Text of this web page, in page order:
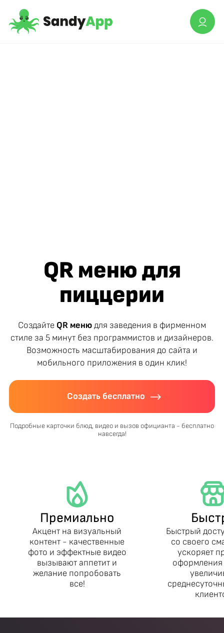
QR меню для
пиццерии
Создайте QR менюдля заведения в фирменном
стиле за 5 минут без программистов и дизайнеров.
Возможность масштабирования до сайта и
мобильного приложения в один клик!
Создать бесплатно
Подробные карточки блюд, видео и вызов официанта - бесплатно
навсегда!
Премиально
Акцент на визуальный
контент - качественные
фото и эффектные видео
вызывают аппетит и
желание попробовать
все!
Быстрый
со своего
ускоряет
оформления